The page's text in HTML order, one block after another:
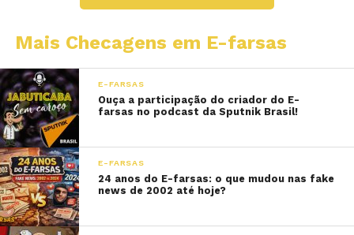
Mais Checagens em E-farsas
E-FARSAS
Ouça a participação do criador do E-
farsas no podcast da Sputnik Brasil!
E-FARSAS
24 anos do E-farsas: o que mudou nas fake
news de 2002 até hoje?